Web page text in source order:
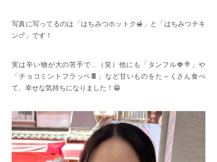
写真に写ってるのは「はちみつホットク🍯」と「はちみつチキ
ン🍗」です！
実は辛い物が大の苦手で...（笑）他にも「タンフル🍓🍭」や
「チョコミントフラッペ🍫」など甘いものをた～くさん食べ
て、幸せな気持ちになりました！😁